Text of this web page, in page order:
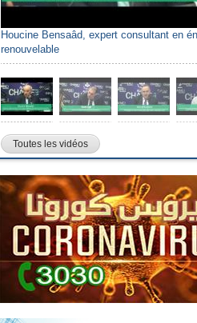
Houcine Bensaâd, expert consultant en
renouvelable
Toutes les vidéos